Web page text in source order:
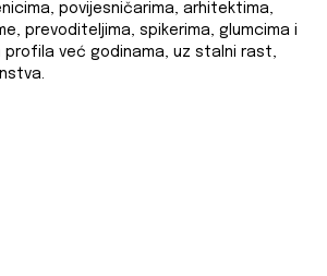
povijesničarima, arhitektima,
prevoditeljima, spikerima, glumcima i
profila već godinama, uz stalni rast,